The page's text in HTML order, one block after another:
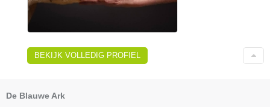
BEKIJK VOLLEDIG PROFIEL
De Blauwe Ark